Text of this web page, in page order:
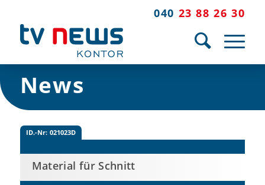
040 23 88 26 30
News
ID.-Nr: 021023D
Material für Schnitt